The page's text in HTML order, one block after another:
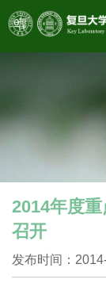
2014年度
召开
发布时间：